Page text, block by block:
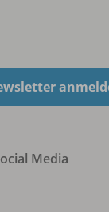
Media